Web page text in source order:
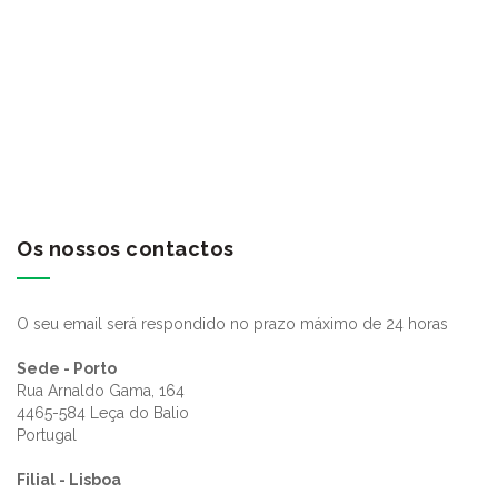
Os nossos contactos
O seu email será respondido no prazo máximo de 24 horas
Sede - Porto
Rua Arnaldo Gama, 164
4465-584 Leça do Balio
Portugal
Filial - Lisboa